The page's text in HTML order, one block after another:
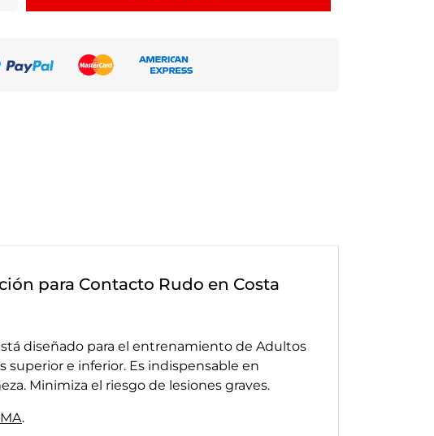
para Contacto Rudo en Costa
diseñado para el entrenamiento de Adultos
e inferior. Es indispensable en
Minimiza el riesgo de lesiones graves.
.